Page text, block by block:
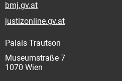
bmj.gv.at
justizonline.gv.at
Palais Trautson
Museumstraße 7
1070 Wien